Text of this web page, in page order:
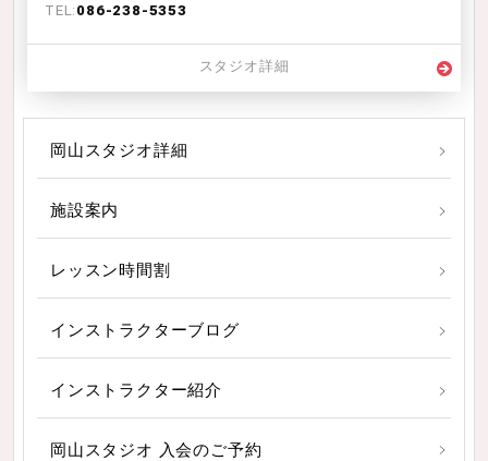
TEL: 086-238-5353
スタジオ詳細
岡山スタジオ詳細
施設案内
レッスン時間割
インストラクターブログ
インストラクター紹介
岡山スタジオ 入会のご予約